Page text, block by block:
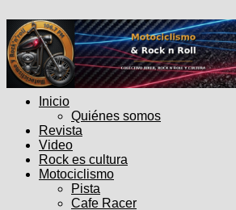
Inicio
Quiénes somos
Revista
Video
Rock es cultura
Motociclismo
Pista
Cafe Racer